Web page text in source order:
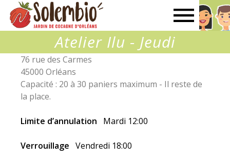
Atelier Ilu - Jeudi
76 rue des Carmes
45000 Orléans
Capacité : 20 à 30 paniers maximum - Il reste de
la place.
Limite d’annulation Mardi 12:00
Verrouillage Vendredi 18:00